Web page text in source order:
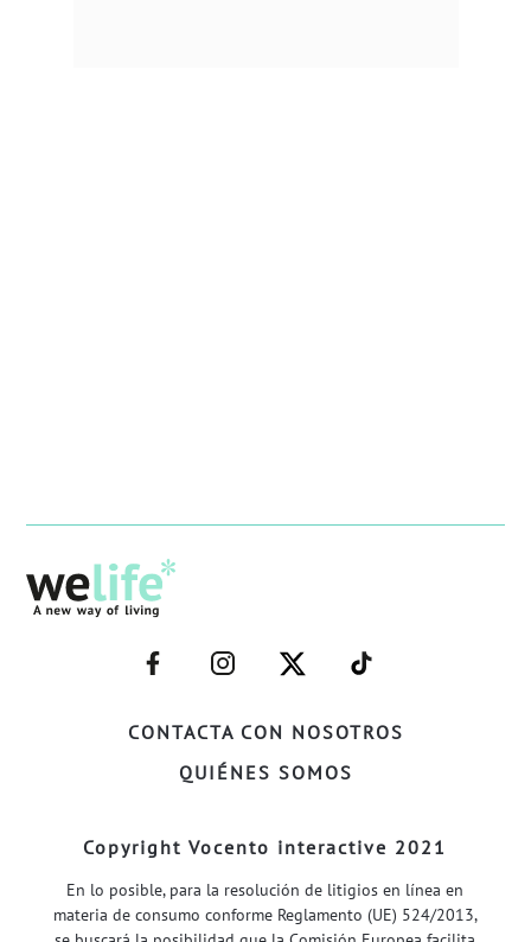
CONTACTA CON NOSOTROS
QUIÉNES SOMOS
–
FACEBOOK–
–
INSTAGRAM–
–
TWITTER–
–
WELIFE–
Copyright Vocento interactive 2021
En lo posible, para la resolución de litigios en línea en
materia de consumo conforme Reglamento (UE) 524/2013,